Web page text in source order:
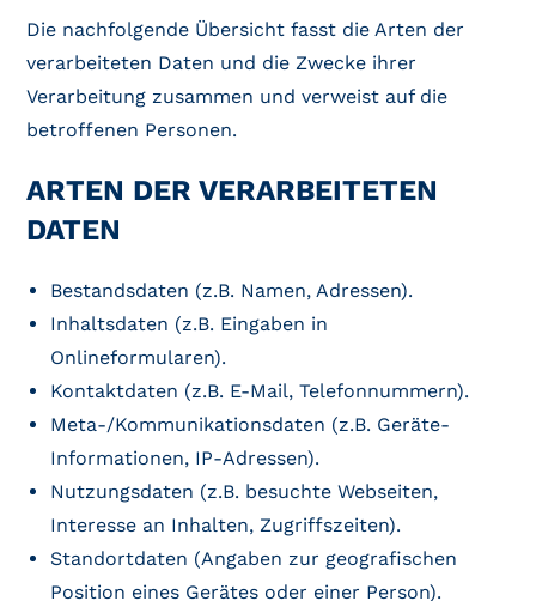
Die nachfolgende Übersicht fasst die Arten der
verarbeiteten Daten und die Zwecke ihrer
Verarbeitung zusammen und verweist auf die
betroffenen Personen.
ARTEN DER VERARBEITETEN
DATEN
Bestandsdaten (z.B. Namen, Adressen).
Inhaltsdaten (z.B. Eingaben in
Onlineformularen).
Kontaktdaten (z.B. E-Mail, Telefonnummern).
Meta-/Kommunikationsdaten (z.B. Geräte-
Informationen, IP-Adressen).
Nutzungsdaten (z.B. besuchte Webseiten,
Interesse an Inhalten, Zugriffszeiten).
Standortdaten (Angaben zur geografischen
Position eines Gerätes oder einer Person).